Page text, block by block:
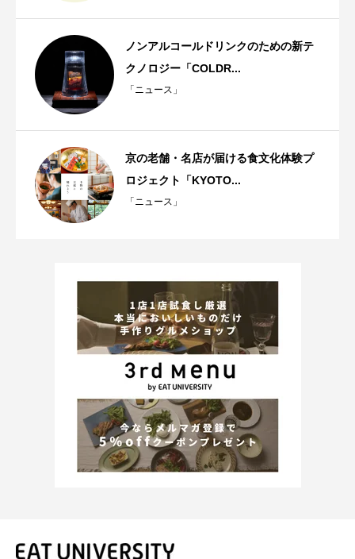
ノンアルコールドリンクのための新テ
クノロジー「COLDR...
「ニュース」
京の老舗・名店が届ける食文化体験プ
ロジェクト「KYOTO...
「ニュース」